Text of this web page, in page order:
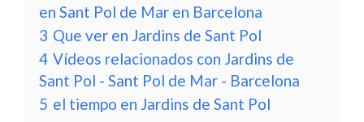
en Sant Pol de Mar en Barcelona
3 Que ver en Jardins de Sant Pol
4 Vídeos relacionados con Jardins de
Sant Pol - Sant Pol de Mar - Barcelona
5 el tiempo en Jardins de Sant Pol